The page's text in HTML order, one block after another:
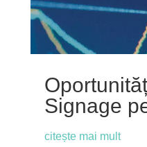
Signage
citește mai mult